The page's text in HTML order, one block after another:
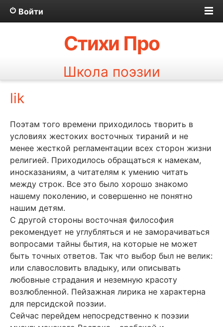
Войти
Стихи Про
Школа поэзии
lik
Поэтам того времени приходилось творить в
условиях жестоких восточных тираний и не
менее жесткой регламентации всех сторон жизни
религией. Приходилось обращаться к намекам,
иносказаниям, а читателям к умению читать
между строк. Все это было хорошо знакомо
нашему поколению, и совершенно не понятно
нашим детям.
С другой стороны восточная философия
рекомендует не углубляться и не заморачиваться
вопросами тайны бытия, на которые не может
быть точных ответов. Так что выбор был не велик:
или славословить владыку, или описывать
любовные страдания и неземную красоту
возлюбленной. Пейзажная лирика не характерна
для персидской поэзии.
Сейчас перейдем непосредственно к поэзии